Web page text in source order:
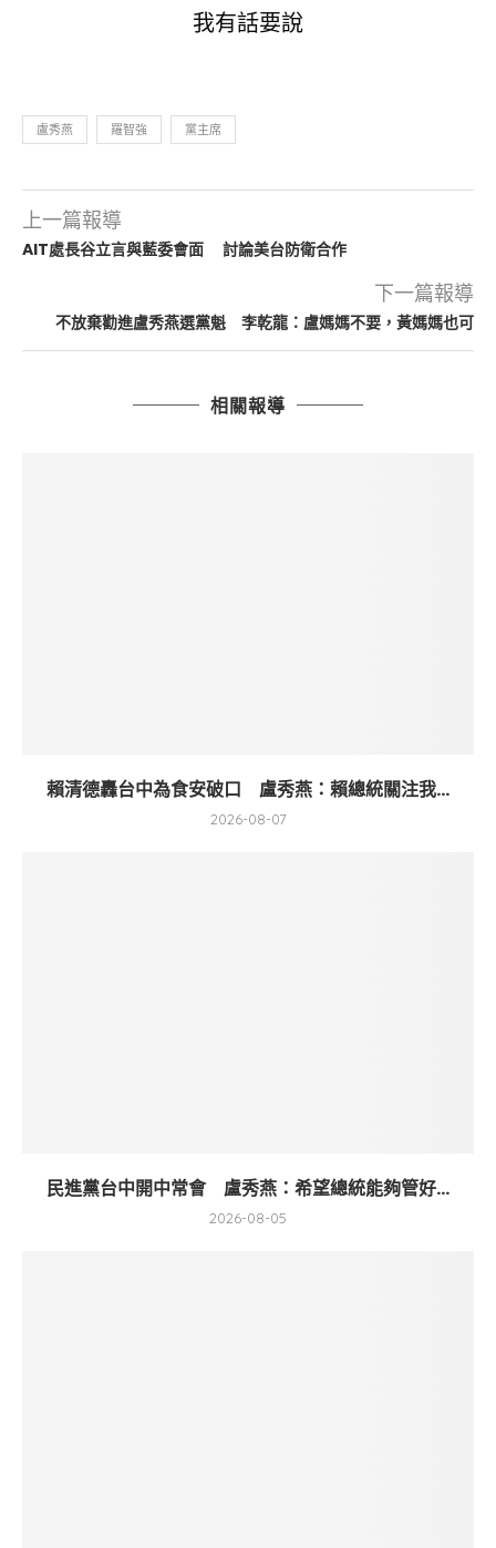
我有話要說
盧秀燕 羅智強 黨主席
上一篇報導
AIT處長谷立言與藍委會面 討論美台防衛合作
下一篇報導
不放棄勸進盧秀燕選黨魁 李乾龍：盧媽媽不要，黃媽媽也可
相關報導
賴清德轟台中為食安破口 盧秀燕：賴總統關注我...
2026-08-07
民進黨台中開中常會 盧秀燕：希望總統能夠管好...
2026-08-05